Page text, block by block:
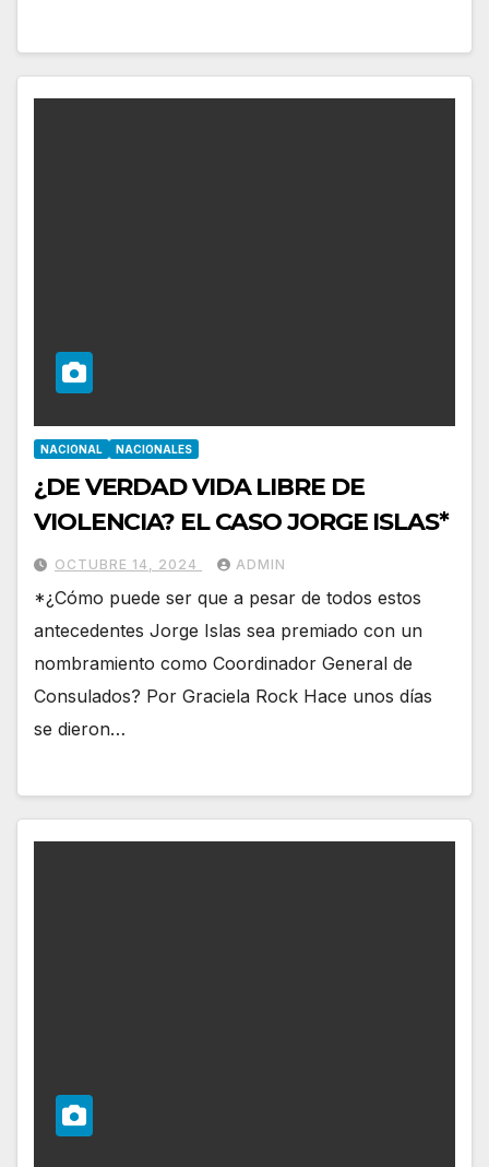
NACIONAL NACIONALES
¿DE VERDAD VIDA LIBRE DE
VIOLENCIA? EL CASO JORGE ISLAS*
OCTUBRE 14, 2024 ADMIN
*¿Cómo puede ser que a pesar de todos estos
antecedentes Jorge Islas sea premiado con un
nombramiento como Coordinador General de
Consulados? Por Graciela Rock Hace unos días
se dieron…